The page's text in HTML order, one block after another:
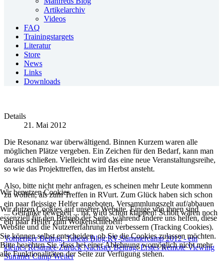
Artikelarchiv
Videos
FAQ
Trainingstargets
Literatur
Store
News
Links
Downloads
Details
21. Mai 2012
Die Resonanz war überwältigend. Binnen Kurzem waren alle
möglichen Plätze vergeben. Ein Zeichen für den Bedarf, kann man
daraus schließen. Vielleicht wird das eine neue Veranstaltungsreihe,
so wie das Projekttreffen, das im Herbst ansteht.
Also, bitte nicht mehr anfragen, es scheinen mehr Leute kommenn
zu wollen, als zum Treffen in RVurt. Zum Glück haben sich schon
ein paar fleissige Helfer angeboten. Versammlungszelt auf/abbauen
... Getränke bewegen ... na, wird schon klappen! Schön wären noch
ein paar Helfer zum Wolkenschieben!
Vorheriger Beitrag: Tabeas Blog:RV-Summercamp 2012 - ein
kleines ResumeeZurück Nächster Beitrag: Erstes Remote Viewing
Summer CampWeiter
Wir benutzen Cookies
Wir nutzen Cookies auf unserer Website. Einige von ihnen sind
essenziell für den Betrieb der Seite, während andere uns helfen, diese
Website und die Nutzererfahrung zu verbessern (Tracking Cookies).
Sie können selbst entscheiden, ob Sie die Cookies zulassen möchten.
Bitte beachten Sie, dass bei einer Ablehnung womöglich nicht mehr
alle Funktionalitäten der Seite zur Verfügung stehen.